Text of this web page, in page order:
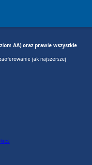
AA) oraz prawie wszystkie
jak najszerszej